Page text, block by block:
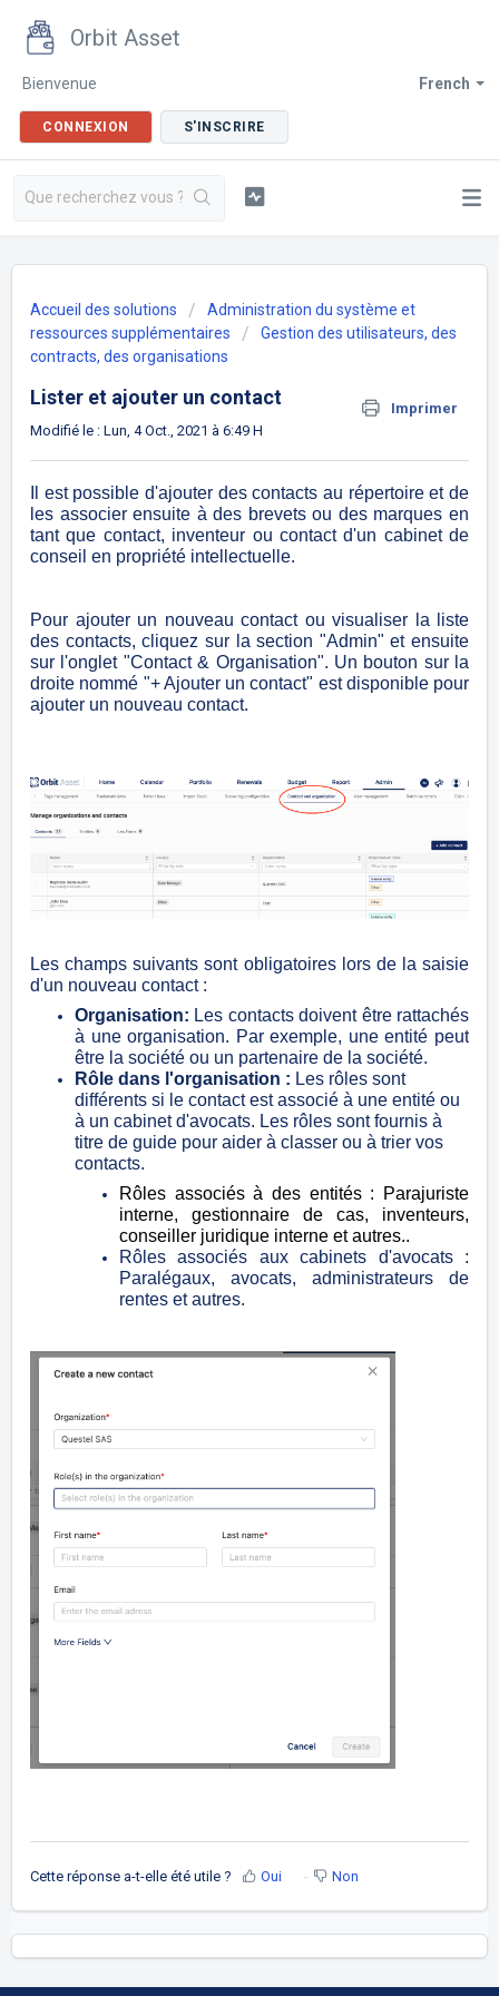
Orbit Asset
French
Bienvenue
CONNEXION S'INSCRIRE
Accueil des solutions
Administration du système et
ressources supplémentaires
Gestion des utilisateurs, des
contracts, des organisations
Lister et ajouter un contact
Imprimer
Modifié le : Lun, 4 Oct., 2021 à 6:49 H
Il est possible d'ajouter des contacts au répertoire et de
les associer ensuite à des brevets ou des marques en
tant que contact, inventeur ou contact d'un cabinet de
conseil en propriété intellectuelle.
Pour ajouter un nouveau contact ou visualiser la liste
des contacts, cliquez sur la section "Admin" et ensuite
sur l'onglet "Contact & Organisation". Un bouton sur la
droite nommé "+ Ajouter un contact" est disponible pour
ajouter un nouveau contact.
Les champs suivants sont obligatoires lors de la saisie
d'un nouveau contact :
Organisation: Les contacts doivent être rattachés
à une organisation. Par exemple, une entité peut
être la société ou un partenaire de la société.
Rôle dans l'organisation : Les rôles sont
différents si le contact est associé à une entité ou
à un cabinet d'avocats. Les rôles sont fournis à
titre de guide pour aider à classer ou à trier vos
contacts.
Rôles associés à des entités : Parajuriste
interne, gestionnaire de cas, inventeurs,
conseiller juridique interne et autres..
Rôles associés aux cabinets d'avocats :
Paralégaux, avocats, administrateurs de
rentes et autres.
Cette réponse a-t-elle été utile ? Oui Non